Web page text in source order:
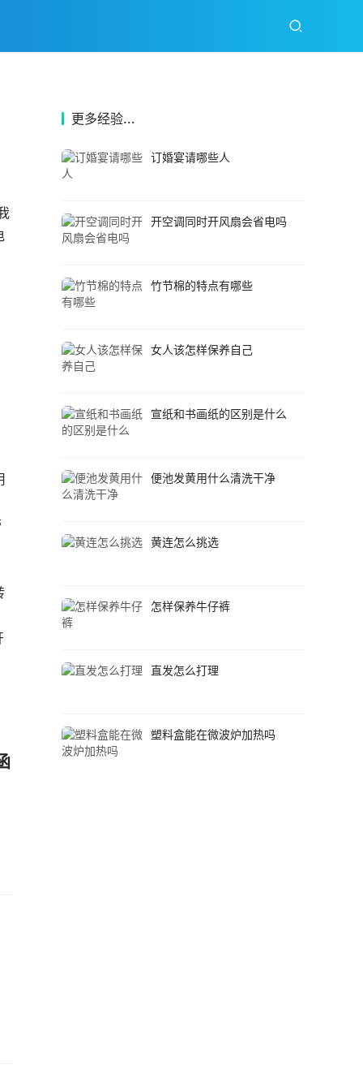
更多经验...
订婚宴请哪些人
开空调同时开风扇会省电吗
竹节棉的特点有哪些
女人该怎样保养自己
宣纸和书画纸的区别是什么
便池发黄用什么清洗干净
黄连怎么挑选
怎样保养牛仔裤
直发怎么打理
塑料盒能在微波炉加热吗